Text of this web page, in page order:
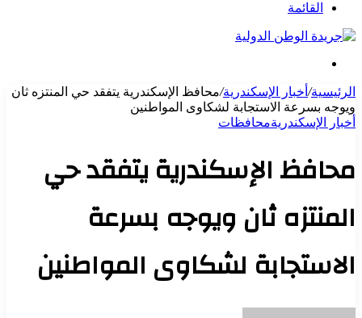
القائمة
الرئيسية/ أخبار الإسكندرية/محافظ الإسكندرية يتفقد حي المنتزه ثان
ويوجه بسرعة الاستجابة لشكاوى المواطنين
أخبار الإسكندريةمحافظات
محافظ الإسكندرية يتفقد حي
المنتزه ثان ويوجه بسرعة
الاستجابة لشكاوى المواطنين